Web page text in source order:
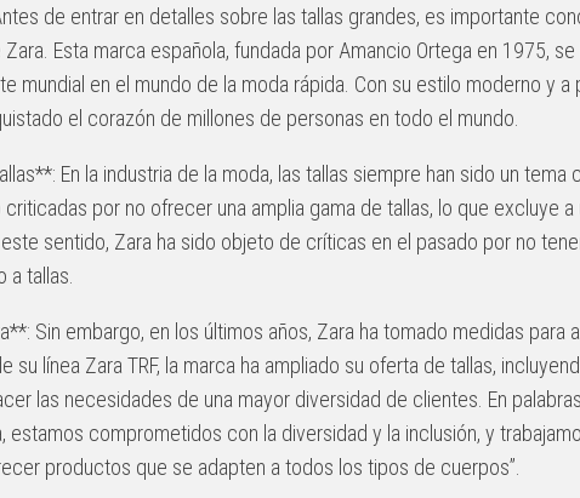
de entrar en detalles sobre las tallas grandes, es importante
Esta marca española, fundada por Amancio Ortega en 1975, se
mundial en el mundo de la moda rápida. Con su estilo moderno y a
el corazón de millones de personas en todo el mundo.
En la industria de la moda, las tallas siempre han sido un tema
por no ofrecer una amplia gama de tallas, lo que excluye a
sentido, Zara ha sido objeto de críticas en el pasado por no
a tallas.
Sin embargo, en los últimos años, Zara ha tomado medidas para
su línea Zara TRF, la marca ha ampliado su oferta de tallas,
las necesidades de una mayor diversidad de clientes. En
estamos comprometidos con la diversidad y la inclusión, y
productos que se adapten a todos los tipos de cuerpos”.